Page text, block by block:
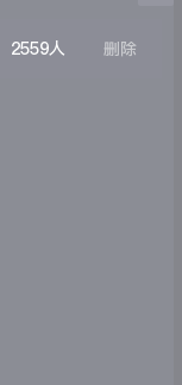
2559人 删除